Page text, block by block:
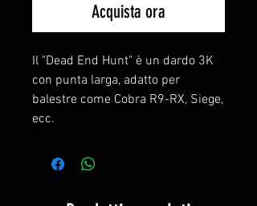
Acquista ora
Il "Dead End Hunt" è un dardo 3K
con punta larga, adatto per
balestre come Cobra R9-RX, Siege,
ecc.